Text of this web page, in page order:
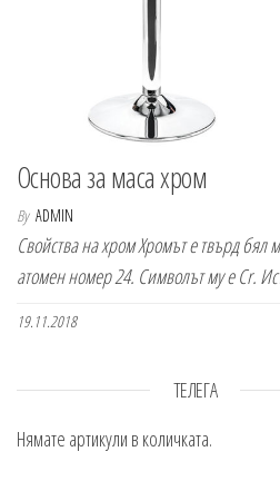
Основа за маса хром
By ADMIN
Свойства на хром Хромът е твърд бял
атомен номер 24. Символът му е Cr.
19.11.2018
ТЕЛЕГА
Нямате артикули в количката.